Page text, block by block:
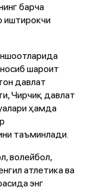
барча
иштирокчи
шароит
давлат
Чирчиқ давлат
ҳамда
таъминлади.
волейбол,
атлетика ва
энг